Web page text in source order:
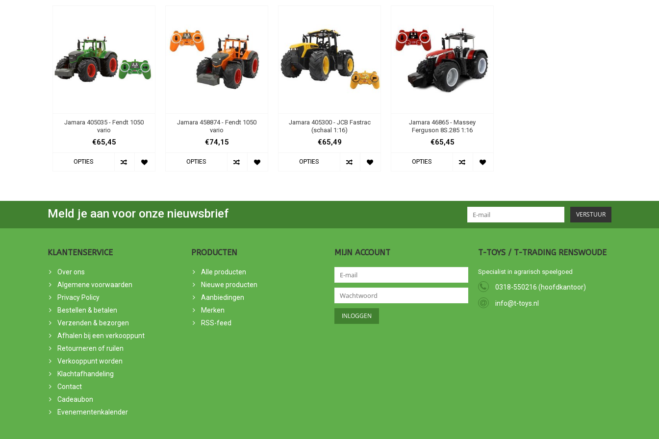
Jamara 405035 - Fendt 1050
vario
€65,45
OPTIES
Jamara 458874 - Fendt 1050
vario
€74,15
OPTIES
Jamara 405300 - JCB Fastrac
(schaal 1:16)
€65,49
OPTIES
Jamara 46865 - Massey
Ferguson 8S.285 1:16
€65,45
OPTIES
Meld je aan voor onze nieuwsbrief VERSTUUR
KLANTENSERVICE
Over ons
Algemene voorwaarden
Privacy Policy
Bestellen & betalen
Verzenden & bezorgen
Afhalen bij een verkooppunt
Retourneren of ruilen
Verkooppunt worden
Klachtafhandeling
Contact
Cadeaubon
Evenementenkalender
PRODUCTEN
Alle producten
Nieuwe producten
Aanbiedingen
Merken
RSS-feed
MIJN ACCOUNT T-TOYS / T-TRADING RENSWOUDE
Specialist in agrarisch speelgoed
0318-550216 (hoofdkantoor)
info@t-toys.nl